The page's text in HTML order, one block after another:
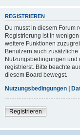
REGISTRIEREN
Du musst in diesem Forum
Registrierung ist in
weitere Funktionen
Benutzern auch
Nutzungsbedingungen und
registrierst. Bitte beachte
diesem Board bewegst.
Nutzungsbedingungen |
Registrieren